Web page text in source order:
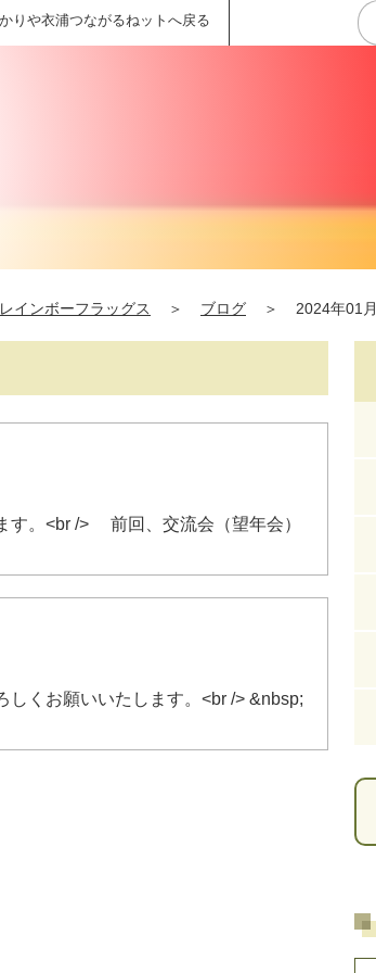
や衣浦つながるねットへ戻る
インボーフラッグス ＞ ブログ ＞ 2024年01月
す。<br /> 前回、交流会（望年会）
くお願いいたします。<br /> &nbsp;